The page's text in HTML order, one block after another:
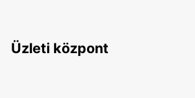
Üzleti központ